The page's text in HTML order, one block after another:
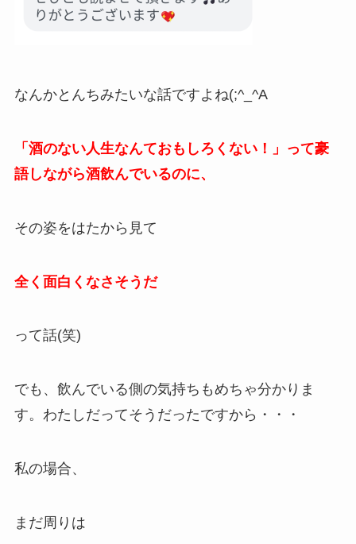
なんかとんちみたいな話ですよね(;^_^A
「酒のない人生なんておもしろくない！
」って豪
語しながら酒飲んでいるのに、
その姿をはたから見て
全く面白くなさそうだ
って話(笑)
でも、飲んでいる側の気持ちもめちゃ分かりま
す。わたしだってそうだったですから・・・
私の場合、
まだ周りは